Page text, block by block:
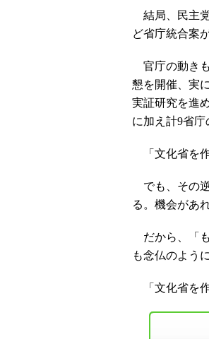
結局、民主
ど省庁統合案
官庁の動き
懇を開催、実
実証研究を進
に加え計9省庁
「文化省を
でも、その
る。機会があ
だから、「
も念仏のよう
「文化省を作